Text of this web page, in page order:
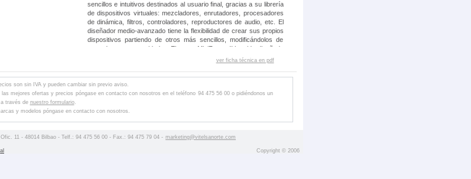
sencillos e intuitivos destinados al usuario final, gracias a su librería
de dispositivos virtuales: mezcladores, enrutadores, procesadores
de dinámica, filtros, controladores, reproductores de audio, etc. El
diseñador medio-avanzado tiene la flexibilidad de crear sus propios
dispositivos partiendo de otros más sencillos, modificándolos de
acuerdo a sus necesidades. El nuevo MiniFrame II ha sido diseñado
para aplicaciones profesionales e industriales, gracias a su chasis y
ver ficha técnica en pdf
son sin IVA y pueden cambiar sin previo aviso.
las mejores ofertas y precios póngase en contacto con nosotros en el teléfono 94 475 56 00 o pidiéndonos un
través de nuestro formulario.
y modelos póngase en contacto con nosotros.
11 - 48014 Bilbao - Telf.: 94 475 56 00 - Fax.: 94 475 79 04 - marketing@vitelsanorte.com
Copyright © 2006